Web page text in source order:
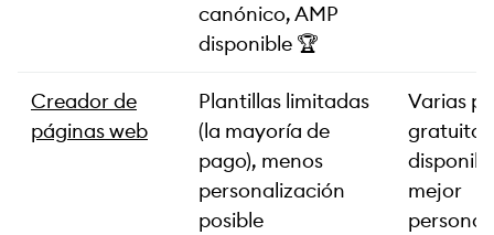
canónico, AMP
disponible 🏆
Creador de
páginas web
Plantillas limitadas
(la mayoría de
pago), menos
personalización
posible
Varias
gratuitas
mejor